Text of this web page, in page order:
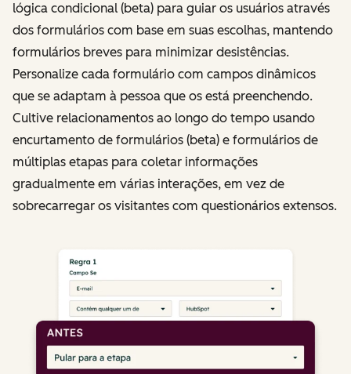
lógica condicional (beta) para guiar os usuários através
dos formulários com base em suas escolhas, mantendo
formulários breves para minimizar desistências.
Personalize cada formulário com campos dinâmicos
que se adaptam à pessoa que os está preenchendo.
Cultive relacionamentos ao longo do tempo usando
encurtamento de formulários (beta) e formulários de
múltiplas etapas para coletar informações
gradualmente em várias interações, em vez de
sobrecarregar os visitantes com questionários extensos.